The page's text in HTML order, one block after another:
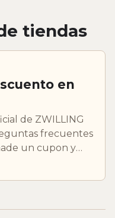
tiendas
en
de ZWILLING
frecuentes
un cupon y